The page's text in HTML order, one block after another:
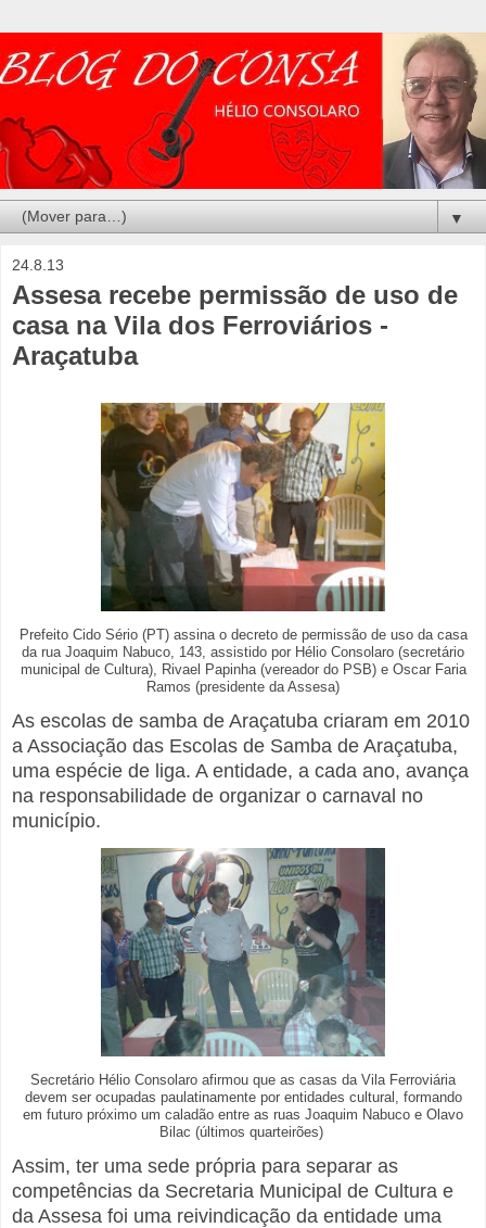
▼
24.8.13
Assesa recebe permissão de uso de
casa na Vila dos Ferroviários -
Araçatuba
Prefeito Cido Sério (PT) assina o decreto de permissão de uso da casa
da rua Joaquim Nabuco, 143, assistido por Hélio Consolaro (secretário
municipal de Cultura), Rivael Papinha (vereador do PSB) e Oscar Faria
Ramos (presidente da Assesa)
As escolas de samba de Araçatuba criaram em 2010
a Associação das Escolas de Samba de Araçatuba,
uma espécie de liga. A entidade, a cada ano, avança
na responsabilidade de organizar o carnaval no
município.
Secretário Hélio Consolaro afirmou que as casas da Vila Ferroviária
devem ser ocupadas paulatinamente por entidades cultural, formando
em futuro próximo um caladão entre as ruas Joaquim Nabuco e Olavo
Bilac (últimos quarteirões)
Assim, ter uma sede própria para separar as
competências da Secretaria Municipal de Cultura e
da Assesa foi uma reivindicação da entidade uma